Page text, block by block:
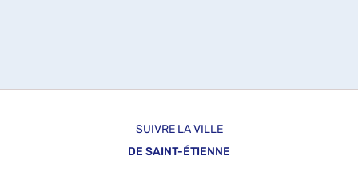
SUIVRE LA VILLE
DE SAINT-ÉTIENNE